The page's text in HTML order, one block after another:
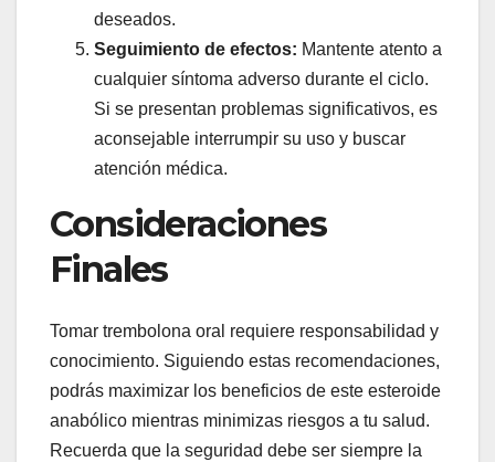
deseados.
Seguimiento de efectos: Mantente atento a
cualquier síntoma adverso durante el ciclo.
Si se presentan problemas significativos, es
aconsejable interrumpir su uso y buscar
atención médica.
Consideraciones
Finales
Tomar trembolona oral requiere responsabilidad y
conocimiento. Siguiendo estas recomendaciones,
podrás maximizar los beneficios de este esteroide
anabólico mientras minimizas riesgos a tu salud.
Recuerda que la seguridad debe ser siempre la